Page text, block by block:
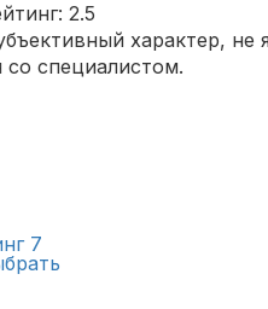
2.5
характер,
со специалистом.